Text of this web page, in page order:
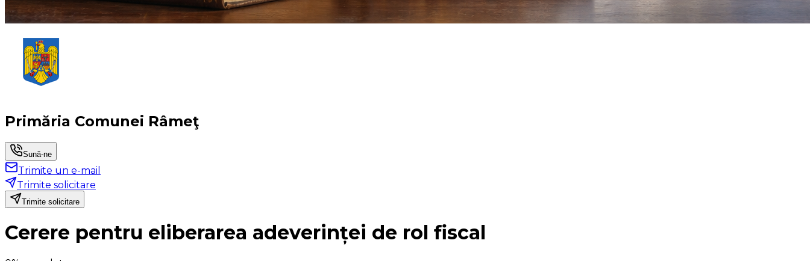
Primăria Comunei Râmeţ
Sună-ne
Trimite un e-mail
Trimite solicitare
Trimite solicitare
Cerere pentru eliberarea adeverinței de rol fiscal